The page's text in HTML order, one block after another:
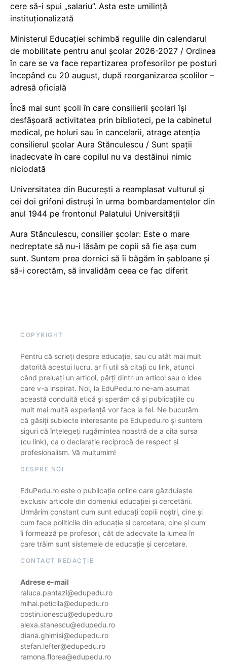
cere să-i spui „salariu”. Asta este umilință
instituționalizată
Ministerul Educației schimbă regulile din calendarul
de mobilitate pentru anul școlar 2026-2027 / Ordinea
în care se va face repartizarea profesorilor pe posturi
începând cu 20 august, după reorganizarea școlilor –
adresă oficială
Încă mai sunt școli în care consilierii școlari își
desfășoară activitatea prin biblioteci, pe la cabinetul
medical, pe holuri sau în cancelarii, atrage atenția
consilierul școlar Aura Stănculescu / Sunt spații
inadecvate în care copilul nu va destăinui nimic
niciodată
Universitatea din București a reamplasat vulturul și
cei doi grifoni distruși în urma bombardamentelor din
anul 1944 pe frontonul Palatului Universității
Aura Stănculescu, consilier școlar: Este o mare
nedreptate să nu-i lăsăm pe copii să fie așa cum
sunt. Suntem prea dornici să îi băgăm în șabloane și
să-i corectăm, să invalidăm ceea ce fac diferit
COPYRIGHT
Pentru că scrieți despre educație, sau cu atât mai mult
datorită acestui lucru, ar fi util să citați cu link, atunci
când preluați un articol, părți dintr-un articol sau o idee
care v-a inspirat. Noi, la EduPedu.ro ne-am asumat
această conduită etică și sperăm că și publicațiile cu
mult mai multă experiență vor face la fel. Ne bucurăm
că găsiți subiecte interesante pe Edupedu.ro și suntem
siguri că înțelegeți rugămintea noastră de a cita sursa
(cu link), ca o declarație reciprocă de respect și
profesionalism. Vă mulțumim!
DESPRE NOI
EduPedu.ro este o publicație online care găzduiește
exclusiv articole din domeniul educației și cercetării.
Urmărim constant cum sunt educați copiii noștri, cine și
cum face politicile din educație și cercetare, cine și cum
îi formează pe profesori, cât de adecvate la lumea în
care trăim sunt sistemele de educație și cercetare.
CONTACT REDACȚIE
Adrese e-mail
raluca.pantazi@edupedu.ro
mihai.peticila@edupedu.ro
costin.ionescu@edupedu.ro
alexa.stanescu@edupedu.ro
diana.ghimisi@edupedu.ro
stefan.lefter@edupedu.ro
ramona.florea@edupedu.ro